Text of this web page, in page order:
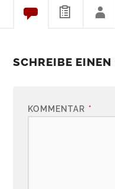
SCHREIBE EINEN
KOMMENTAR *